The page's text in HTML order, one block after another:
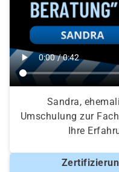
Sandra,
Umschulung zur
Ihre